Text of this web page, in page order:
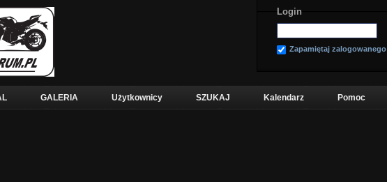
Login
Zapamiętaj zalogowanego
GALERIA Użytkownicy SZUKAJ Kalendarz Pomoc